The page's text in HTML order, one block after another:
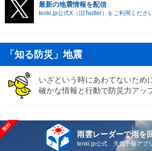
最新の地震情報を配信
tenki.jp公式X（旧Twitter）をご利用ください
「知る防災」地震
いざという時にあわてないため
確かな情報と行動で防災力アッ
雨雲レーダーで雨を
tenki.jp公式 天気予報アプリ